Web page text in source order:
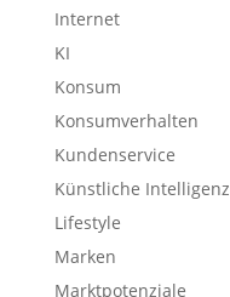
Internet
KI
Konsum
Konsumverhalten
Kundenservice
Künstliche Intelligenz
Lifestyle
Marken
Marktpotenziale